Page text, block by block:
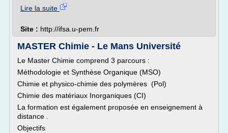
Lire la suite
Site : http://ifsa.u-pem.fr
MASTER Chimie - Le Mans Université
Le Master Chimie comprend 3 parcours :
Méthodologie et Synthèse Organique (MSO)
Chimie et physico-chimie des polymères (Pol)
Chimie des matériaux Inorganiques (CI)
La formation est également proposée en enseignement à
distance .
Objectifs